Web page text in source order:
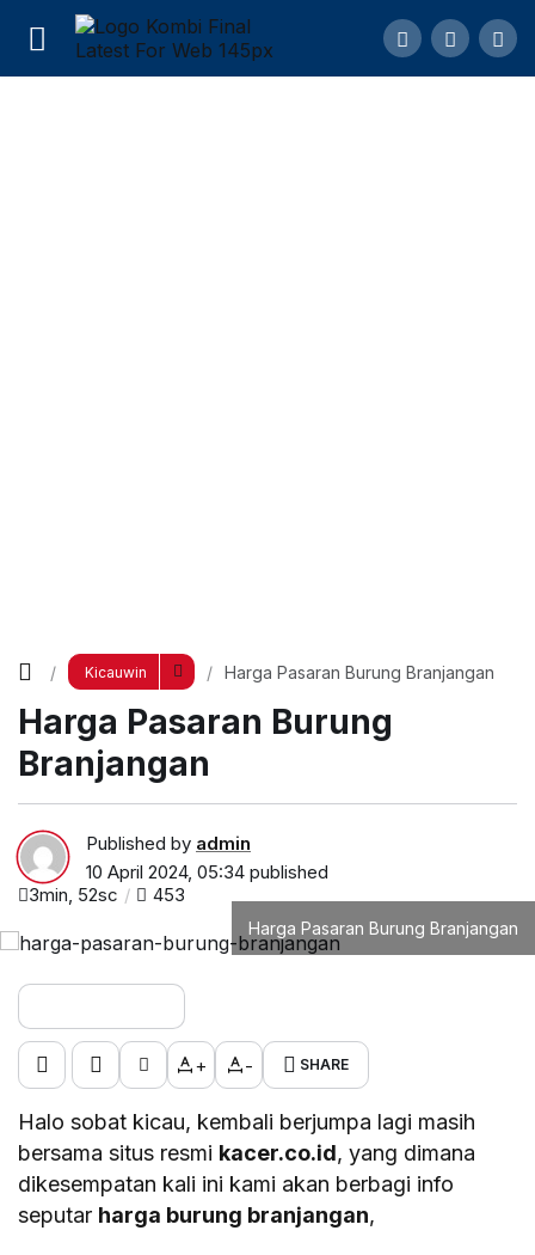
Kicauwin Harga Pasaran Burung Branjangan
Harga Pasaran Burung
Branjangan
Published by admin
10 April 2024, 05:34 published
3min, 52sc
453
Harga Pasaran Burung Branjangan
+ - SHARE
Halo sobat kicau, kembali berjumpa lagi masih
bersama situs resmi kacer.co.id, yang dimana
dikesempatan kali ini kami akan berbagi info
seputar harga burung branjangan,
Harga Pasaran Burung Branjangan